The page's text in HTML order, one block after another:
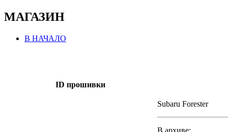
МАГАЗИН
В НАЧАЛО
ID прошивки
Subaru Forester
В архиве: